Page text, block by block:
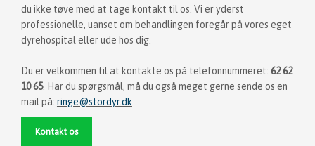
du ikke tøve med at tage kontakt til os. Vi er yderst
professionelle, uanset om behandlingen foregår på vores eget
dyrehospital eller ude hos dig.
Du er velkommen til at kontakte os på telefonnummeret: 62 62
10 65. Har du spørgsmål, må du også meget gerne sende os en
mail på: ringe@stordyr.dk
Kontakt os